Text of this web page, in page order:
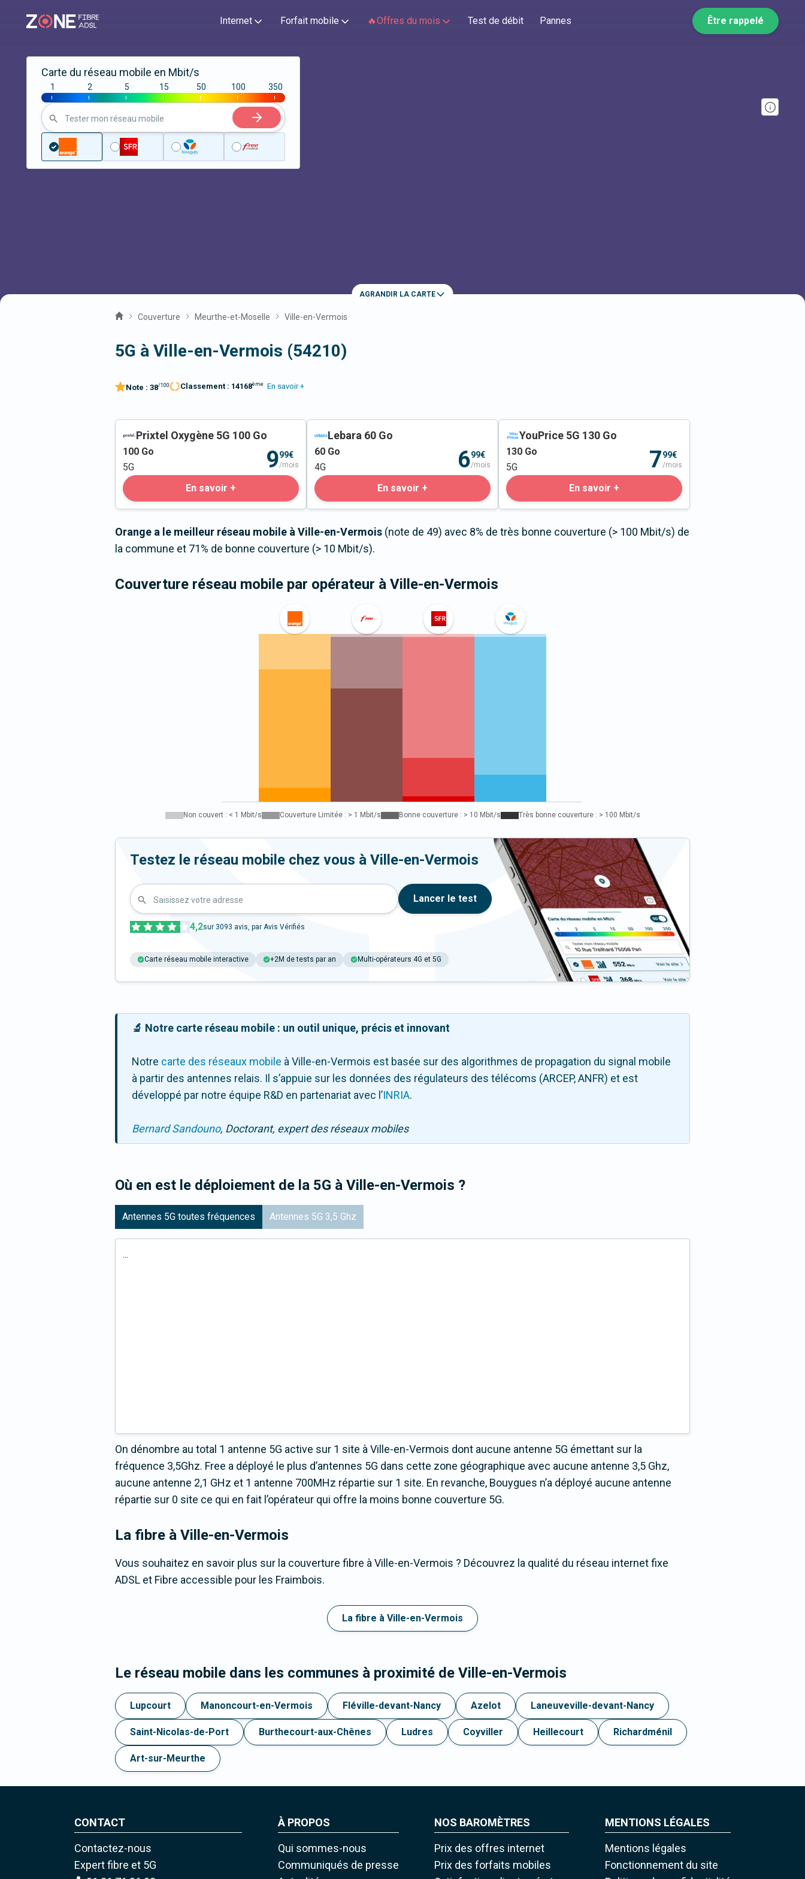
Internet Forfait mobile 🔥Offres du mois Test de débit Pannes Être rappelé
Carte du réseau mobile en Mbit/s
|
1
|
2
|
5
|
15
|
50
|
100
|
350
Tester mon réseau mobile
AGRANDIR LA CARTE
Couverture Meurthe-et-Moselle Ville-en-Vermois
5G à Ville-en-Vermois (54210)
Note : 38/100 Classement : 14168ème En savoir +
Prixtel Oxygène 5G 100 Go
100 Go
5G
999€
/mois
En savoir +
Lebara 60 Go
60 Go
4G
699€
/mois
En savoir +
YouPrice 5G 130 Go
130 Go
5G
799€
/mois
En savoir +
Orange a le meilleur réseau mobile à Ville-en-Vermois (note de 49) avec 8% de très bonne couverture (> 100 Mbit/s) de
la commune et 71% de bonne couverture (> 10 Mbit/s).
Couverture réseau mobile par opérateur à Ville-en-Vermois
Non couvert : < 1 Mbit/s Couverture Limitée : > 1 Mbit/s Bonne couverture : > 10 Mbit/s Très bonne couverture : > 100 Mbit/s
Testez le réseau mobile chez vous à Ville-en-Vermois
Saisissez votre adresse Lancer le test
4,2sur 3093 avis, par Avis Vérifiés
Carte réseau mobile interactive +2M de tests par an Multi-opérateurs 4G et 5G
🔬 Notre carte réseau mobile : un outil unique, précis et innovant
Notre carte des réseaux mobile à Ville-en-Vermois est basée sur des algorithmes de propagation du signal mobile
à partir des antennes relais. Il s’appuie sur les données des régulateurs des télécoms (ARCEP, ANFR) et est
développé par notre équipe R&D en partenariat avec l ’INRIA.
Bernard Sandouno, Doctorant, expert des réseaux mobiles
Où en est le déploiement de la 5G à Ville-en-Vermois ?
Antennes 5G toutes fréquences Antennes 5G 3,5 Ghz
...
On dénombre au total 1 antenne 5G active sur 1 site à Ville-en-Vermois dont aucune antenne 5G émettant sur la
fréquence 3,5Ghz. Free a déployé le plus d’antennes 5G dans cette zone géographique avec aucune antenne 3,5 Ghz,
aucune antenne 2,1 GHz et 1 antenne 700MHz répartie sur 1 site. En revanche, Bouygues n’a déployé aucune antenne
répartie sur 0 site ce qui en fait l’opérateur qui offre la moins bonne couverture 5G.
La fibre à Ville-en-Vermois
Vous souhaitez en savoir plus sur la couverture fibre à Ville-en-Vermois ? Découvrez la qualité du réseau internet fixe
ADSL et Fibre accessible pour les Fraimbois.
La fibre à Ville-en-Vermois
Le réseau mobile dans les communes à proximité de Ville-en-Vermois
Lupcourt Manoncourt-en-Vermois Fléville-devant-Nancy Azelot Laneuveville-devant-Nancy
Saint-Nicolas-de-Port Burthecourt-aux-Chênes Ludres Coyviller Heillecourt Richardménil
Art-sur-Meurthe
CONTACT
Contactez-nous
Expert fibre et 5G
À PROPOS
Qui sommes-nous
Communiqués de presse
NOS BAROMÈTRES
Prix des offres internet
Prix des forfaits mobiles
MENTIONS LÉGALES
Mentions légales
Fonctionnement du site